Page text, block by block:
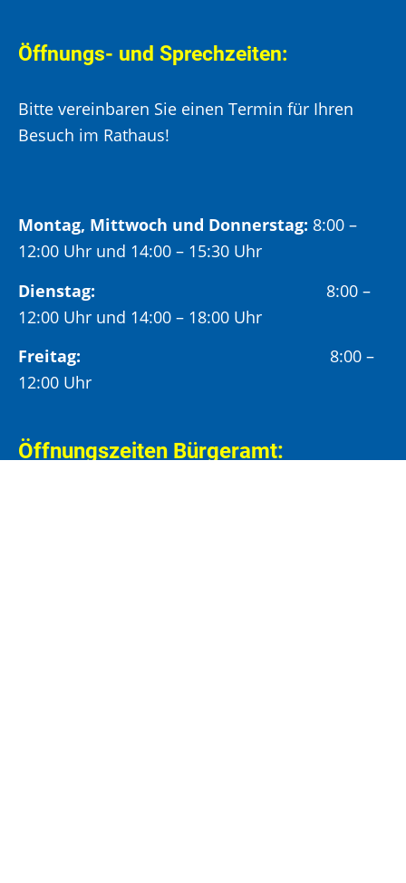
Öffnungs- und Sprechzeiten:
Bitte vereinbaren Sie einen Termin für Ihren
Besuch im Rathaus!
Montag, Mittwoch und Donnerstag: 8:00 –
12:00 Uhr und 14:00 – 15:30 Uhr
Dienstag: 8:00 –
12:00 Uhr und 14:00 – 18:00 Uhr
Freitag:
8:00 –
12:00 Uhr
Öffnungszeiten Bürgeramt: